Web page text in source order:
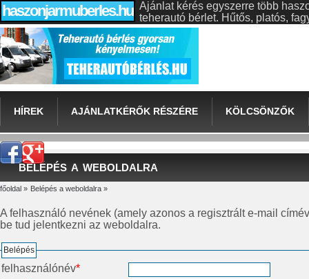
haszonjarmuberles.hu Ajánlat kérés egyszerre több
teherautó bérlet. Hűtős, platós,
HÍREK AJÁNLATKÉRŐK RÉSZÉRE KÖLCSÖNZŐK
BELÉPÉS A WEBOLDALRA
főoldal » Belépés a weboldalra »
A felhasználó nevének (amely azonos a regisztrált e-mail
be tud jelentkezni az weboldalra.
Belépés
felhasználónév*